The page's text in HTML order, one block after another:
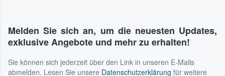
Melden Sie sich an, um die neuesten Updates,
exklusive Angebote und mehr zu erhalten!
Sie können sich jederzeit über den Link in unseren E-Mails
abmelden. Lesen Sie unsere Datenschutzerklärung für weitere